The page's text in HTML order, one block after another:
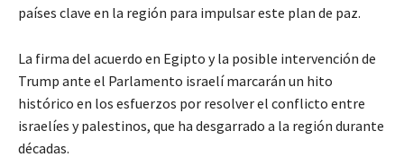
países clave en la región para impulsar este plan de paz.
La firma del acuerdo en Egipto y la posible intervención de
Trump ante el Parlamento israelí marcarán un hito
histórico en los esfuerzos por resolver el conflicto entre
israelíes y palestinos, que ha desgarrado a la región durante
décadas.